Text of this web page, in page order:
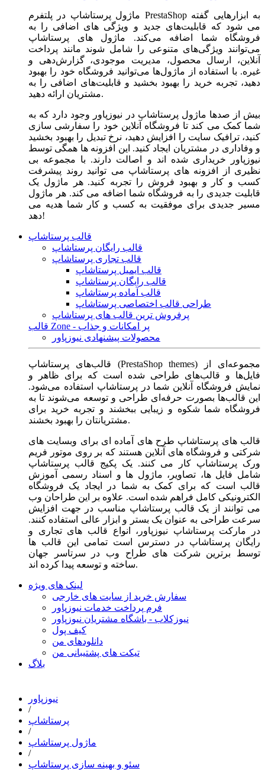
ماژول‌ پرستاشاپ در پلتفرم PrestaShop به ابزارهایی گفته
می شود که قابلیت‌های جدید و ویژگی های اضافی را به
فروشگاه شما اضافه می‌کند. ماژول های پرستاشاپ
می‌توانند ویژگی‌های متنوعی را شامل شوند مانند پرداخت
آنلاین، ارسال محصول، مدیریت موجودی، گزارش‌دهی و
غیره. با استفاده از ماژول‌ها می‌توانید فروشگاه خود را بهبود
دهید، تجربه خرید را بهبود بخشید و قابلیت‌های اضافی را به
مشتریان ارائه دهید.
بیش از صدها ماژول پرستاشاپ در نیوزپاور وجود دارد که به
شما کمک می کند تا فروشگاه آنلاین خود را سفارشی سازی
کنید، ترافیک سایت را افزایش دهید، نرخ تبدیل را بهبود بخشید
و وفاداری در مشتریان ایجاد کنید. این افزونه ها همگی توسط
نیوزپاور خریداری شده اند و اصالت دارند. با مجموعه بی
نظیری از افزونه های پرستاشاپ می توانید روند پیشرفت
کسب و کار و بهبود فروش را تجربه کنید. هر ماژول یک
قابلیت جدیدی را به فروشگاه شما اضافه می کند. هر ماژول
مسیر جدیدی برای موفقیت به کسب و کار شما هدیه می
دهد!
قالب پرستاشاپ
قالب رایگان پرستاشاپ
قالب تجاری پرستاشاپ
قالب ایمیل پرستاشاپ
قالب رایگان پرستاشاپ
قالب آماده پرستاشاپ
طراحی قالب اختصاصی پرستاشاپ
پرفروش ترین قالب های پرستاشاپ
قالب Zone - پر امکانات و جذاب
محصولات پیشنهادی نیوزپاور
قالب‌های پرستاشاپ (PrestaShop themes) مجموعه‌ای از
فایل‌ها و قالب‌های طراحی شده است که برای ظاهر و
نمایش فروشگاه آنلاین شما در پرستاشاپ استفاده می‌شود.
این قالب‌ها بصورت حرفه‌ای طراحی و توسعه می‌شوند تا به
فروشگاه شما شکوه و زیبایی ببخشند و تجربه خرید برای
مشتریانتان را بهبود بخشند.
قالب های پرستاشاپ طرح های آماده ای برای وبسایت های
شرکتی و فروشگاه های آنلاین هستند که بر روی موتور فریم
ورک پرستاشاپ کار می کنند. یک پکیج قالب پرستاشاپ
شامل فایل ها، تصاویر، ماژول ها و اسناد رسمی آموزش
قالب است که برای کمک به شما در ایجاد یک فروشگاه
الکترونیکی کامل فراهم شده است. علاوه بر این طراحان وب
می توانند از یک قالب پرستاشاپ مناسب در جهت افزایش
سرعت طراحی به عنوان یک بستر و ابزار عالی استفاده کنند.
در مارکت پرستاشاپ نیوزپاور، انواع قالب های تجاری و
رایگان پرستاشاپ در دسترس است تمامی این قالب ها
توسط برترین شرکت های طراح وب در سرتاسر جهان
ساخته و توسعه پیدا کرده اند.
لینک های ویژه
سفارش خرید از سایت های خارجی
فرم پرداخت خدمات نیوزپاور
نیوزکلاب - باشگاه مشتریان نیوزپاور
کیف پول
دانلودهای من
تیکت های پشتیبانی من
بلاگ
نیوزپاور
/
پرستاشاپ
/
ماژول پرستاشاپ
/
سئو و بهینه سازی پرستاشاپ